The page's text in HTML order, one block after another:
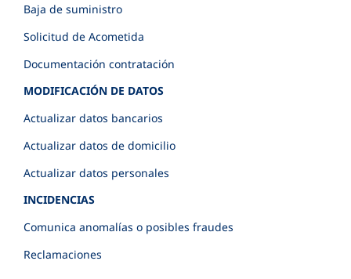
Baja de suministro
Solicitud de Acometida
Documentación contratación
MODIFICACIÓN DE DATOS
Actualizar datos bancarios
Actualizar datos de domicilio
Actualizar datos personales
INCIDENCIAS
Comunica anomalías o posibles fraudes
Reclamaciones